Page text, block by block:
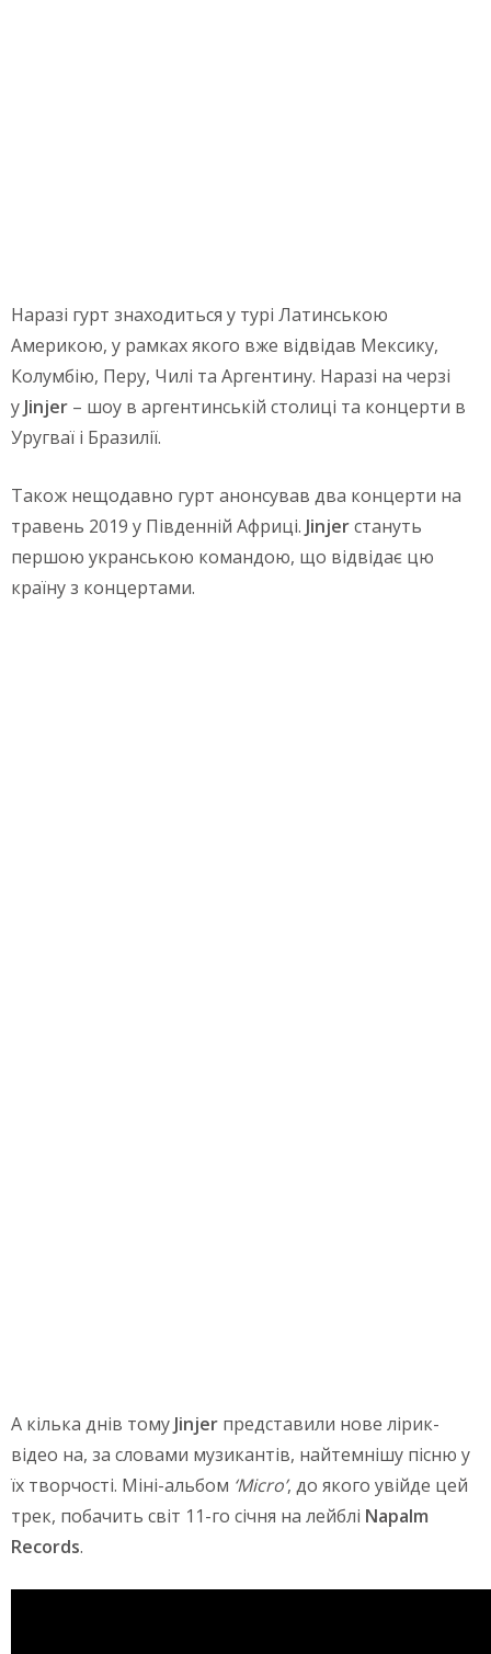
Наразі гурт знаходиться у турі Латинською
Америкою, у рамках якого вже відвідав Мексику,
Колумбію, Перу, Чилі та Аргентину. Наразі на черзі
у Jinjer – шоу в аргентинській столиці та концерти в
Уругваї і Бразилії.
Також нещодавно гурт анонсував два концерти на
травень 2019 у Південній Африці. Jinjerстануть
першою укранською командою, що відвідає цю
країну з концертами.
А кілька днів тому Jinjer представили нове лірик-
відео на, за словами музикантів, найтемнішу пісню у
їх творчості. Міні-альбом ‘Micro’, до якого увійде цей
трек, побачить світ 11-го січня на лейблі Napalm
Records.